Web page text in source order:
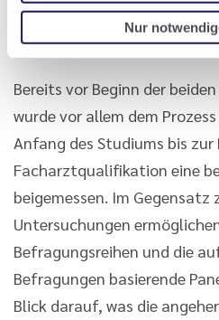
Nur
Verknüpfung beider
Arztlebensläufen
Bereits vor Beginn der
wurde vor allem dem
Anfang des Studiums bis zur
Facharztqualifikation eine
beigemessen. Im
Untersuchungen
Befragungsreihen und die
Befragungen basierende
Blick darauf, was die